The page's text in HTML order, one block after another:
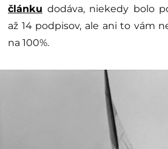
článku dodáva, niekedy bolo
až 14 podpisov, ale ani to vám
na 100%.